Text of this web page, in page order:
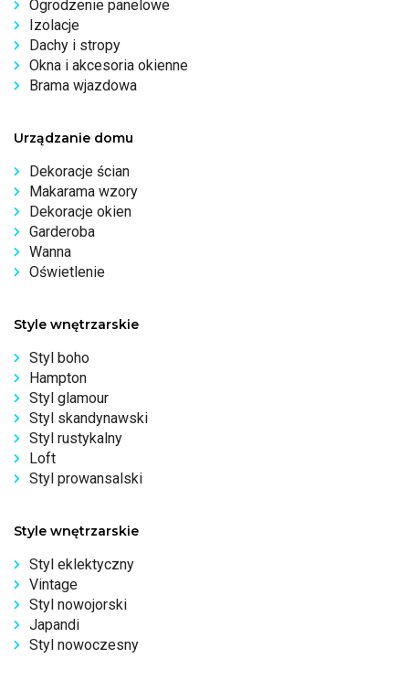
Ogrodzenie panelowe
Izolacje
Dachy i stropy
Okna i akcesoria okienne
Brama wjazdowa
Urządzanie domu
Dekoracje ścian
Makarama wzory
Dekoracje okien
Garderoba
Wanna
Oświetlenie
Style wnętrzarskie
Styl boho
Hampton
Styl glamour
Styl skandynawski
Styl rustykalny
Loft
Styl prowansalski
Style wnętrzarskie
Styl eklektyczny
Vintage
Styl nowojorski
Japandi
Styl nowoczesny